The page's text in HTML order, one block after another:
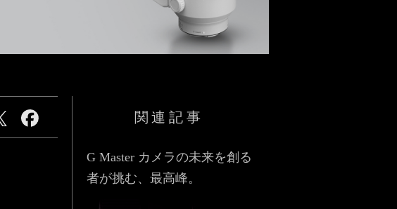
関連記事
G Master カメラの未来を創る
者が挑む、最高峰。